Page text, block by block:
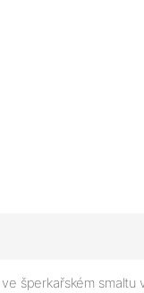
šperkařském smaltu